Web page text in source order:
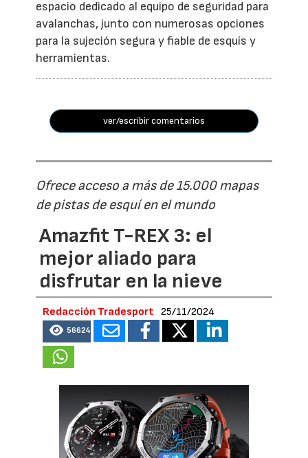
espacio dedicado al equipo de seguridad para
avalanchas, junto con numerosas opciones
para la sujeción segura y fiable de esquís y
herramientas.
ver/escribir comentarios
Ofrece acceso a más de 15.000 mapas
de pistas de esquí en el mundo
Amazfit T-REX 3: el
mejor aliado para
disfrutar en la nieve
Redacción Tradesport 25/11/2024
56624